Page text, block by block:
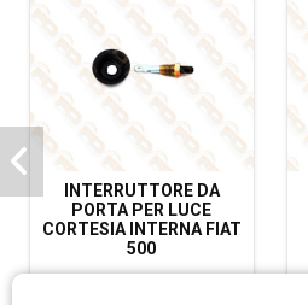
INTERRUTTORE DA
PORTA PER LUCE
CORTESIA INTERNA FIAT
500